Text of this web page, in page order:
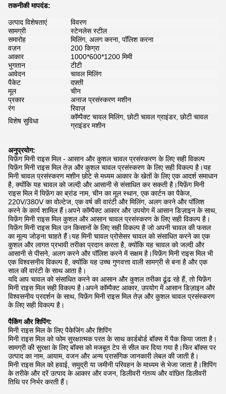
तकनीकी मापदंड:
उत्पाद विशेषताएं
विवरण
सामग्री
स्टेनलेस स्टील
समारोह
मिलिंग, अलग करना, पॉलिश करना
वज़न
200 किग्रा
आकार
1000*600*1200 मिमी
भुगतान
टीटी
आवेदन
चावल मिलिंग
पैकेट
दफ़्ती
मूल
चीन
प्रकार
अनाज प्रसंस्करण मशीन
रंग
रिवाज़
विशेष सुविधा
कॉम्पैक्ट चावल मिलिंग, छोटी चावल ग्राइंडर, छोटी चावल
ग्राइंडर मशीन
अनुप्रयोग:
यिफ़ेंग मिनी राइस मिल - आसान और कुशल चावल प्रसंस्करण के लिए सही विकल्प
यिफ़ेंग मिनी राइस मिल तेज़ और कुशल चावल प्रसंस्करण के लिए सही विकल्प है।यह
मिनी चावल प्रसंस्करण मशीन छोटे से मध्यम आकार के खेतों के लिए एक आदर्श समाधान
है, क्योंकि यह चावल को जल्दी और आसानी से संसाधित कर सकती है।यिफ़ेंग मिनी
राइस मिल में यिफ़ेंग का ब्रांड नाम, चीन का मूल स्थान, एक कार्टन का पैकेज,
220V/380V का वोल्टेज, एक वर्ष की वारंटी और मिलिंग, अलग करने और पॉलिश
करने के कार्य शामिल हैं।अपने कॉम्पैक्ट आकार और उपयोग में आसान डिज़ाइन के साथ,
यिफ़ेंग मिनी राइस मिल कुशल और आसान चावल प्रसंस्करण के लिए सही विकल्प है।
यिफ़ेंग मिनी राइस मिल उन किसानों के लिए सही विकल्प है जो अपनी चावल की फसल
का मूल्य जोड़ना चाहते हैं।यह मिनी चावल प्रोसेसर चावल को संसाधित करने का एक
कुशल और लागत प्रभावी तरीका प्रदान करता है, क्योंकि यह चावल को जल्दी और
आसानी से पीसने, अलग करने और पॉलिश करने में सक्षम है।यिफ़ेंग मिनी राइस मिल भी
एक विश्वसनीय विकल्प है, क्योंकि यह उच्च गुणवत्ता वाली सामग्री से बना है और एक
साल की वारंटी के साथ आता है।
यदि आप चावल को संसाधित करने का आसान और कुशल तरीका ढूंढ रहे हैं, तो यिफ़ेंग
मिनी राइस मिल सही विकल्प है।अपने कॉम्पैक्ट आकार, उपयोग में आसान डिज़ाइन और
विश्वसनीय प्रदर्शन के साथ, यिफ़ेंग मिनी राइस मिल तेज़ और कुशल चावल प्रसंस्करण
के लिए सही विकल्प है।
पैकिंग और शिपिंग:
मिनी राइस मिल के लिए पैकेजिंग और शिपिंग
मिनी राइस मिल को फोम सुरक्षात्मक परत के साथ कार्डबोर्ड बॉक्स में पैक किया जाता है।
सामग्री की सुरक्षा के लिए बॉक्स को मजबूत टेप से सील कर दिया गया है।फिर बॉक्स पर
उत्पाद का नाम, आयाम, वजन और अन्य प्रासंगिक जानकारी लेबल की जाती है।
मिनी राइस मिल को हवाई, समुद्री या जमीनी परिवहन के माध्यम से भेजा जाता है।शिपिंग
के तरीके और दरें उत्पाद के आकार और वजन, डिलीवरी गंतव्य और वांछित डिलीवरी
तिथि पर निर्भर करती हैं।